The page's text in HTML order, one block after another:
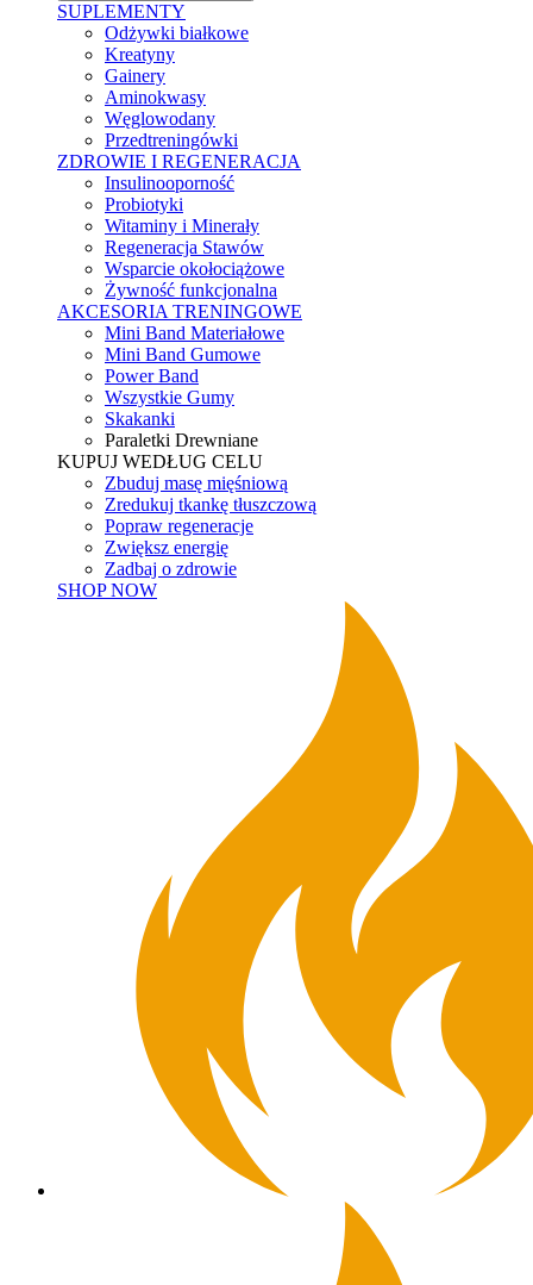
SUPLEMENTY
Odżywki białkowe
Kreatyny
Gainery
Aminokwasy
Węglowodany
Przedtreningówki
ZDROWIE I REGENERACJA
Insulinooporność
Probiotyki
Witaminy i Minerały
Regeneracja Stawów
Wsparcie okołociążowe
Żywność funkcjonalna
AKCESORIA TRENINGOWE
Mini Band Materiałowe
Mini Band Gumowe
Power Band
Wszystkie Gumy
Skakanki
Paraletki Drewniane
KUPUJ WEDŁUG CELU
Zbuduj masę mięśniową
Zredukuj tkankę tłuszczową
Popraw regeneracje
Zwiększ energię
Zadbaj o zdrowie
SHOP NOW